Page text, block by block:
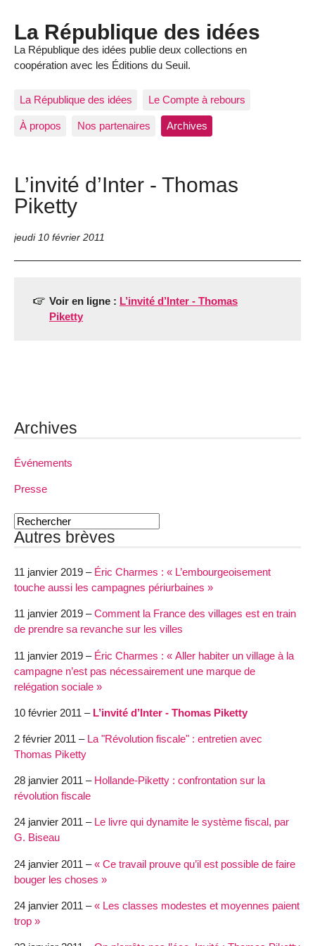
La République des idées
La République des idées publie deux collections en
coopération avec les Éditions du Seuil.
La République des idées Le Compte à rebours
À propos Nos partenaires Archives
L’invité d’Inter - Thomas
Piketty
jeudi 10 février 2011
Voir en ligne : L’invité d’Inter - Thomas
Piketty
Archives
Événements
Presse
Autres brèves
11 janvier 2019 – Éric Charmes : « L’embourgeoisement
touche aussi les campagnes périurbaines »
11 janvier 2019 –Comment la France des villages est en train
de prendre sa revanche sur les villes
11 janvier 2019 – Éric Charmes : « Aller habiter un village à la
campagne n’est pas nécessairement une marque de
relégation sociale »
10 février 2011 – L’invité d’Inter - Thomas Piketty
2 février 2011 – La "Révolution fiscale" : entretien avec
Thomas Piketty
28 janvier 2011 – Hollande-Piketty : confrontation sur la
révolution fiscale
24 janvier 2011 – Le livre qui dynamite le système fiscal, par
G. Biseau
24 janvier 2011 –« Ce travail prouve qu’il est possible de faire
bouger les choses »
24 janvier 2011 –« Les classes modestes et moyennes paient
trop »